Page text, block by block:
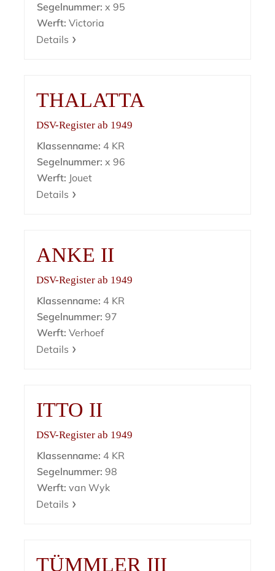
Segelnummer: x 95
Werft: Victoria
Details
THALATTA
DSV-Register ab 1949
Klassenname: 4 KR
Segelnummer: x 96
Werft: Jouet
Details
ANKE II
DSV-Register ab 1949
Klassenname: 4 KR
Segelnummer: 97
Werft: Verhoef
Details
ITTO II
DSV-Register ab 1949
Klassenname: 4 KR
Segelnummer: 98
Werft: van Wyk
Details
TÜMMLER III